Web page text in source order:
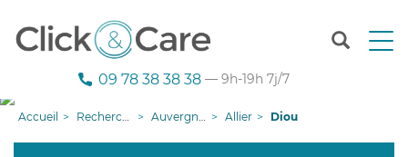
T
n
09 78 38 38 38 — 9h-19h 7j/7
Accueil Recherche aide à domicile Auvergne-Rhône-Alpes Allier Diou